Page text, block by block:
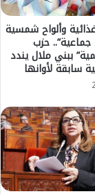
وألواح شمسية
جماعية”.. حزب
ببني ملال يندد
سابقة لأوانها